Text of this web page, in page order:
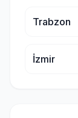
Trabzon
İzmir